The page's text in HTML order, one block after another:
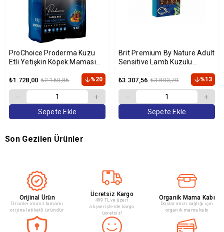
ProChoice Proderma Kuzu
Etli Yetişkin Köpek Maması
₺1.728,00 ₺2.160,85 %20
Sepete Ekle
Brit Premium By Nature Adult
Sensitive Lamb Kuzulu
₺3.307,56 ₺3.803,70 %13
Sepete Ekle
Son Gezilen Ürünler
Orijinal Ürün
Ürünleriminiz tamamı
orijinal etiketli üründür
Ücretsiz Kargo
499 TL ve üzeri
alışverişlerde kargo
ücretsiz!
Organik Mama Kabı
Doslarımızı sağlığı için
organik mama kabı